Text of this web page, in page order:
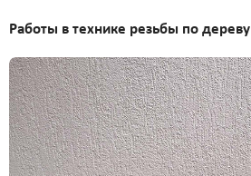
Работы в технике резьбы по дереву